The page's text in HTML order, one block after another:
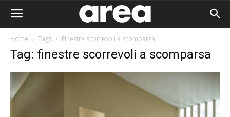
Home Tags Finestre scorrevoli a scomparsa
Tag: finestre scorrevoli a scomparsa